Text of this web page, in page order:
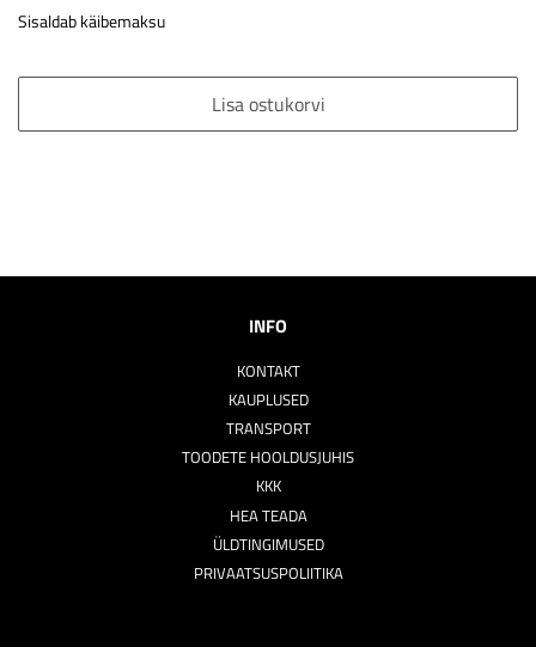
Sisaldab käibemaksu
Lisa ostukorvi
INFO
KONTAKT
KAUPLUSED
TRANSPORT
TOODETE HOOLDUSJUHIS
KKK
HEA TEADA
ÜLDTINGIMUSED
PRIVAATSUSPOLIITIKA